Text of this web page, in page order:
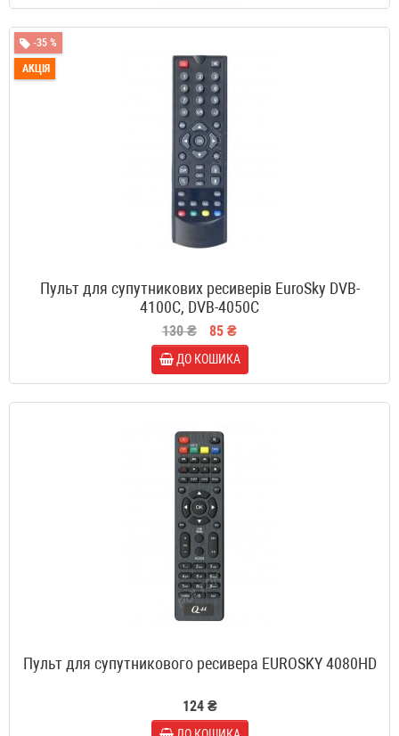
-35 %
АКЦІЯ
Пульт для супутникових ресиверів EuroSky DVB-
4100C, DVB-4050C
130 ₴ 85 ₴
ДО КОШИКА
Пульт для супутникового ресивера EUROSKY 4080HD
124 ₴